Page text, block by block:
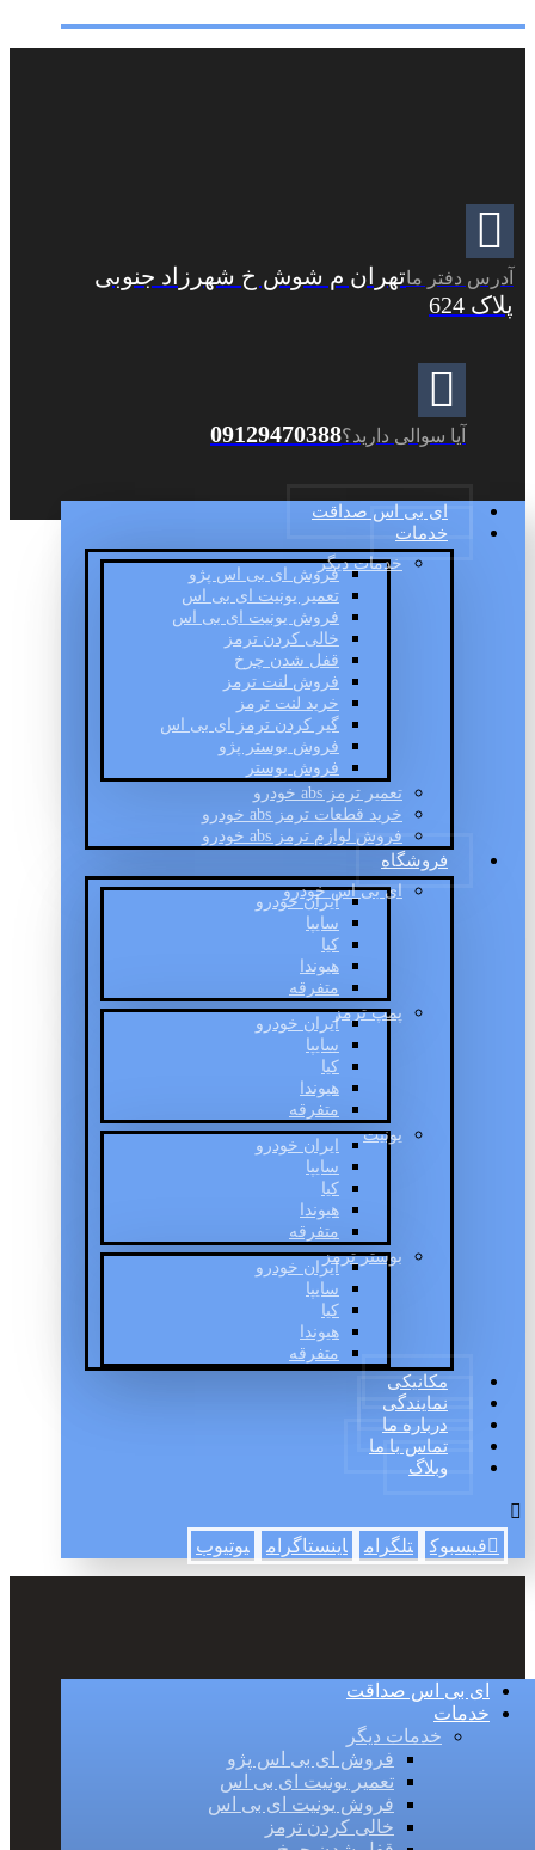
آدرس دفتر ماتهران م شوش خ شهرزاد جنوبی
پلاک 624
آیا سوالی دارید؟09129470388
ای بی اس صداقت
خدمات
خدمات دیگر
فروش ای بی اس پژو
تعمیر یونیت ای بی اس
فروش یونیت ای بی اس
خالی کردن ترمز
قفل شدن چرخ
فروش لنت ترمز
خرید لنت ترمز
گیر کردن ترمز ای بی اس
فروش بوستر پژو
فروش بوستر
تعمیر ترمز abs خودرو
خرید قطعات ترمز abs خودرو
فروش لوازم ترمز abs خودرو
فروشگاه
ای بی اس خودرو
ایران خودرو
سایپا
کیا
هیوندا
متفرقه
پمپ ترمز
ایران خودرو
سایپا
کیا
هیوندا
متفرقه
یونیت
ایران خودرو
سایپا
کیا
هیوندا
متفرقه
بوستر ترمز
ایران خودرو
سایپا
کیا
هیوندا
متفرقه
مکانیکی
نمایندگی
درباره ما
تماس با ما
وبلاگ
فیسبوک تلگرام اینستاگرام یوتیوب
ای بی اس صداقت
خدمات
خدمات دیگر
فروش ای بی اس پژو
تعمیر یونیت ای بی اس
فروش یونیت ای بی اس
خالی کردن ترمز